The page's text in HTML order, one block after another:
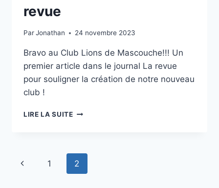
revue
ParJonathan 24 novembre 2023
Bravo au Club Lions de Mascouche!!! Un
premier article dans le journal La revue
pour souligner la création de notre nouveau
club !
LIRE LA SUITEPUBLICATION
REVUE
Navigation
Page
1 2